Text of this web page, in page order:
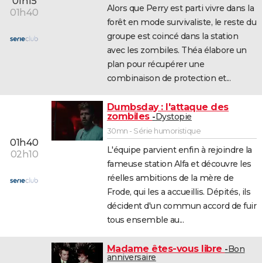
01h40
Alors que Perry est parti vivre dans la
forêt en mode survivaliste, le reste du
groupe est coincé dans la station
avec les zombiles. Théa élabore un
plan pour récupérer une
combinaison de protection et...
01h40
02h10
Dumbsday : l'attaque des
zombiles
Dystopie
30mn - Série humoristique
L'équipe parvient enfin à rejoindre la
fameuse station Alfa et découvre les
réelles ambitions de la mère de
Frode, qui les a accueillis. Dépités, ils
décident d'un commun accord de fuir
tous ensemble au...
Madame êtes-vous libre Bon
anniversaire